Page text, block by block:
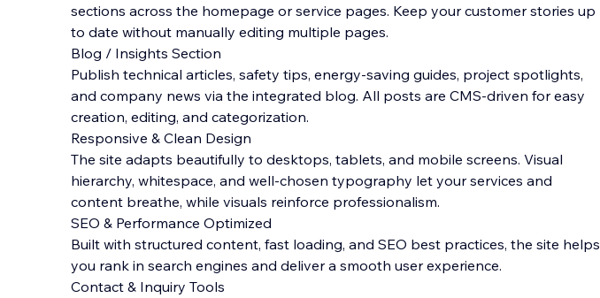
sections across the homepage or service pages. Keep your customer stories up
to date without manually editing multiple pages.
Blog / Insights Section
Publish technical articles, safety tips, energy-saving guides, project spotlights,
and company news via the integrated blog. All posts are CMS-driven for easy
creation, editing, and categorization.
Responsive & Clean Design
The site adapts beautifully to desktops, tablets, and mobile screens. Visual
hierarchy, whitespace, and well-chosen typography let your services and
content breathe, while visuals reinforce professionalism.
SEO & Performance Optimized
Built with structured content, fast loading, and SEO best practices, the site helps
you rank in search engines and deliver a smooth user experience.
Contact & Inquiry Tools